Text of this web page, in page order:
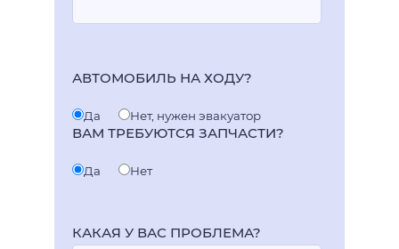
АВТОМОБИЛЬ НА ХОДУ?
Да Нет, нужен эвакуатор
ВАМ ТРЕБУЮТСЯ ЗАПЧАСТИ?
Да Нет
КАКАЯ У ВАС ПРОБЛЕМА?